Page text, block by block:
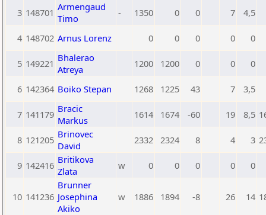
3 148701 Armengaud
Timo
- 1350 0 0 7 4,5
4 148702 Arnus Lorenz 0 0 0 0 0
5 149221 Bhalerao
Atreya
1200 1200 0 0 0
6 142364 Boiko Stepan 1268 1225 43 7 3,5
7 141179 Bracic
Markus
1614 1674 -60 19 8,5
8 121205 Brinovec
David
2332 2324 8 4 3
9 142416 Britikova
Zlata
w 0 0 0 0 0
10 141236
Brunner
Josephina
Akiko
w 1886 1894 -8 26 14